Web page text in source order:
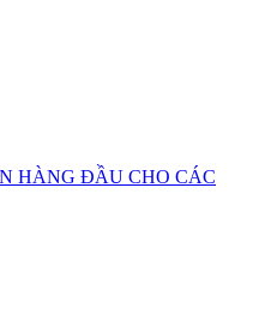
HÀNG ĐẦU CHO CÁC